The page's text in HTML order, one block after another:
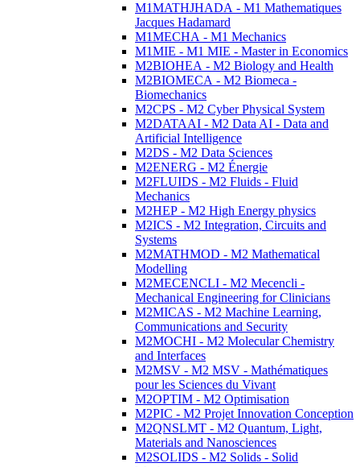
M1MATHJHADA - M1 Mathematiques
Jacques Hadamard
M1MECHA - M1 Mechanics
M1MIE - M1 MIE - Master in Economics
M2BIOHEA - M2 Biology and Health
M2BIOMECA - M2 Biomeca -
Biomechanics
M2CPS - M2 Cyber Physical System
M2DATAAI - M2 Data AI - Data and
Artificial Intelligence
M2DS - M2 Data Sciences
M2ENERG - M2 Énergie
M2FLUIDS - M2 Fluids - Fluid
Mechanics
M2HEP - M2 High Energy physics
M2ICS - M2 Integration, Circuits and
Systems
M2MATHMOD - M2 Mathematical
Modelling
M2MECENCLI - M2 Mecencli -
Mechanical Engineering for Clinicians
M2MICAS - M2 Machine Learning,
Communications and Security
M2MOCHI - M2 Molecular Chemistry
and Interfaces
M2MSV - M2 MSV - Mathématiques
pour les Sciences du Vivant
M2OPTIM - M2 Optimisation
M2PIC - M2 Projet Innovation Conception
M2QNSLMT - M2 Quantum, Light,
Materials and Nanosciences
M2SOLIDS - M2 Solids - Solid